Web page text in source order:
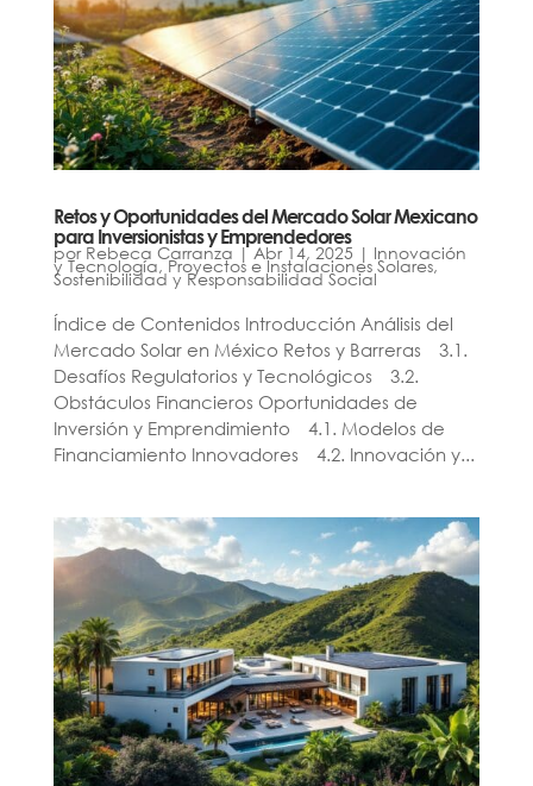
Retos y Oportunidades del Mercado Solar Mexicano
para Inversionistas y Emprendedores
por Rebeca Carranza |Abr 14, 2025 | Innovación
y Tecnología,Proyectos e Instalaciones Solares,
Sostenibilidad y Responsabilidad Social
Índice de Contenidos Introducción Análisis del
Mercado Solar en México Retos y Barreras 3.1.
Desafíos Regulatorios y Tecnológicos 3.2.
Obstáculos Financieros Oportunidades de
Inversión y Emprendimiento 4.1. Modelos de
Financiamiento Innovadores 4.2. Innovación y...